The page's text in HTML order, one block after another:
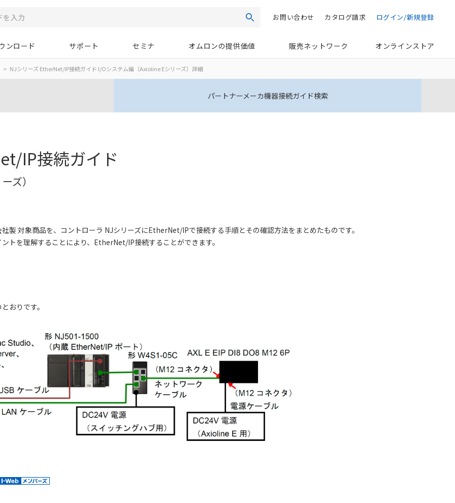
検索 ログイン/新規登録
カタログ請求
お問い合わせ
ンロード サポート セミナ オムロンの提供価値 販売ネットワーク オンラインストア
NJシリーズ EtherNet/IP接続ガイド I/Oシステム編（Axioline Eシリーズ）詳細
パートナーメーカ機器接続ガイド検索
IP接続ガイド
ズ）
製 対象商品を、コントローラ NJシリーズにEtherNet/IPで接続する手順とその確認方法をまとめたものです。
トを理解することにより、EtherNet/IP接続することができます。
おりです。